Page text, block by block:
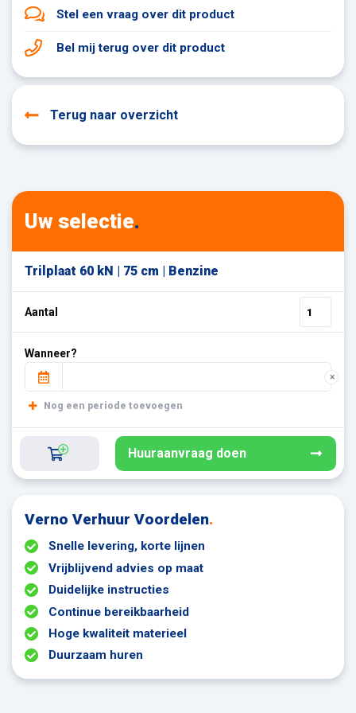
Stel een vraag over dit product
Bel mij terug over dit product
Terug naar overzicht
Uw selectie.
Trilplaat 60 kN | 75 cm | Benzine
Aantal
Wanneer?
×
Nog een periode toevoegen
Huuraanvraag doen
Verno Verhuur Voordelen.
Snelle levering, korte lijnen
Vrijblijvend advies op maat
Duidelijke instructies
Continue bereikbaarheid
Hoge kwaliteit materieel
Duurzaam huren